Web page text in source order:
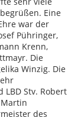
Eine
war der
Pühringer,
Krenn,
Die
Winzig. Die
Stv. Robert
des